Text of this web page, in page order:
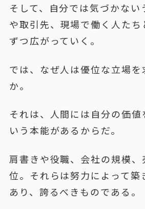
そして、自分では気づかない
や取引先、現場で働く人たち
ずつ広がっていく。
では、なぜ人は優位な立場を
か。
それは、人間には自分の価値
いう本能があるからだ。
肩書きや役職、会社の規模、
位。それらは努力によって築
あり、誇るべきものである。